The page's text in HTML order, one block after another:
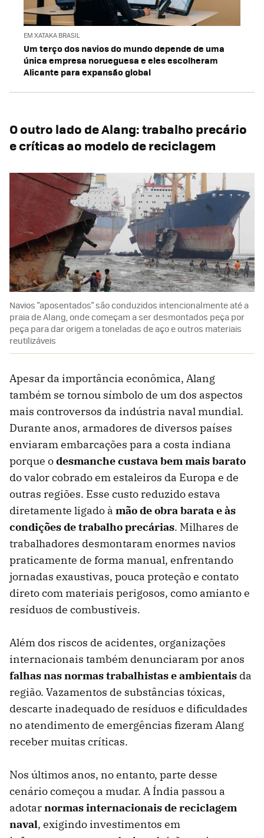
EM XATAKA BRASIL
Um terço dos navios do mundo depende de uma
única empresa norueguesa e eles escolheram
Alicante para expansão global
O outro lado de Alang: trabalho precário
e críticas ao modelo de reciclagem
Navios "aposentados" são conduzidos intencionalmente até a
praia de Alang, onde começam a ser desmontados peça por
peça para dar origem a toneladas de aço e outros materiais
reutilizáveis
Apesar da importância econômica, Alang
também se tornou símbolo de um dos aspectos
mais controversos da indústria naval mundial.
Durante anos, armadores de diversos países
enviaram embarcações para a costa indiana
porque odesmanche custava bem mais barato
do valor cobrado em estaleiros da Europa e de
outras regiões. Esse custo reduzido estava
diretamente ligado à mão de obra barata e às
condições de trabalhoprecárias. Milhares de
trabalhadores desmontaram enormes navios
praticamente de forma manual, enfrentando
jornadas exaustivas, pouca proteção e contato
direto com materiais perigosos, como amianto e
resíduos de combustíveis.
Além dos riscos de acidentes, organizações
internacionais também denunciaram por anos
falhas nas normas trabalhistas e ambientais da
região. Vazamentos de substâncias tóxicas,
descarte inadequado de resíduos e dificuldades
no atendimento de emergências fizeram Alang
receber muitas críticas.
Nos últimos anos, no entanto, parte desse
cenário começou a mudar. A Índia passou a
adotarnormas internacionais de reciclagem
naval, exigindo investimentos em